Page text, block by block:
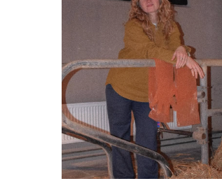
Iris van Kalsbeek